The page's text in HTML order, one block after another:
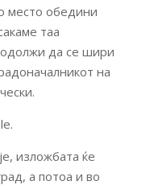
место обедини
таа
да се шири
на
изложбата ќе
а потоа и во